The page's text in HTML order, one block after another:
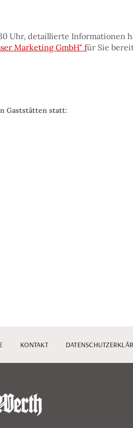
Uhr, detaillierte Informationen
Marketing GmbH" für Sie
Gaststätten statt:
KONTAKT